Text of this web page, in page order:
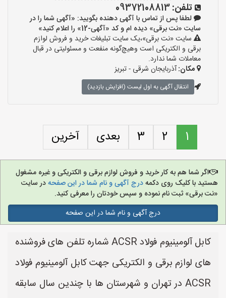
تلفن:09372108813
لطفا پس از تماس با آگهی دهنده بگویید: «آگهی شما را در
سایت «نت برقی» دیده ام و کد «آگهی-12» را اعلام کنید»
سایت «نت برقی»،یک سایت تبلیغات خرید و فروش لوازم
برقی و الکتریکی است وهیچ‌گونه منفعت و مسئولیتی در قبال
معاملات شما ندارد.
مکان:آذربایجان شرقی - تبریز
انتقال آگهی به اول لیست (افزایش بازدید)
1
2
3 بعدی آخرین
اگر شما هم به کار خرید و فروش لوازم برقی و الکتریکی و غیره مشغول
هستید با کلیک روی دکمهدرج آگهی و نام شما در این صفحهدر سایت
«نت برقی» ثبت نام نموده و سپس خودتان را معرفی کنید.
درج آگهی و نام شما در این صفحه
کابل آلومینیوم فولاد ACSR شماره تلفن های فروشنده
های لوازم برقی و الکتریکی جهت کابل آلومینیوم فولاد
ACSR در تهران و شهرستان ها با چندین سال سابقه